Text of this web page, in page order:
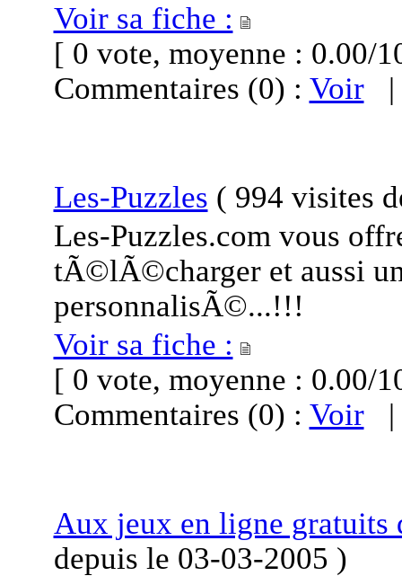
Voir sa fiche :
[ 0 vote, moyenne :
Commentaires (0) : Voir
Les-Puzzles ( 994 visites
Les-Puzzles.com vous
tÃ©lÃ©charger et aussi
personnalisÃ©...!!!
Voir sa fiche :
[ 0 vote, moyenne :
Commentaires (0) : Voir
Aux jeux en ligne
depuis le 03-03-2005 )